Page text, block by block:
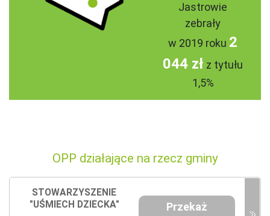
Jastrowie
zebrały
w 2019 roku 2
044 zł z tytułu
1,5%
OPP działające na rzecz gminy
STOWARZYSZENIE
"UŚMIECH DZIECKA"
Przekaż